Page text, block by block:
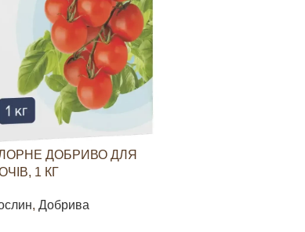
ДОБРИВО ДЛЯ
1 КГ
, Добрива